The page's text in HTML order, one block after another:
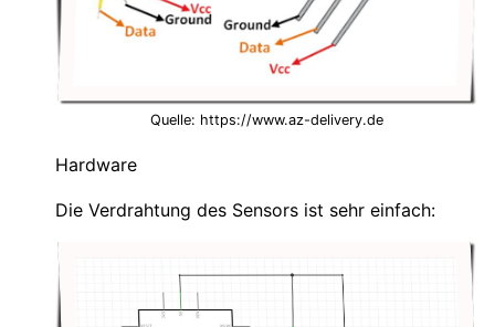
Quelle: https://www.az-delivery.de
Hardware
Die Verdrahtung des Sensors ist sehr einfach: